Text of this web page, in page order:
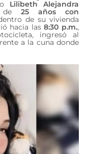
Lilibeth Alejandra
de 25 años con
de su vivienda
hacia las8:30 p.m.,
ingresó al
a la cuna donde